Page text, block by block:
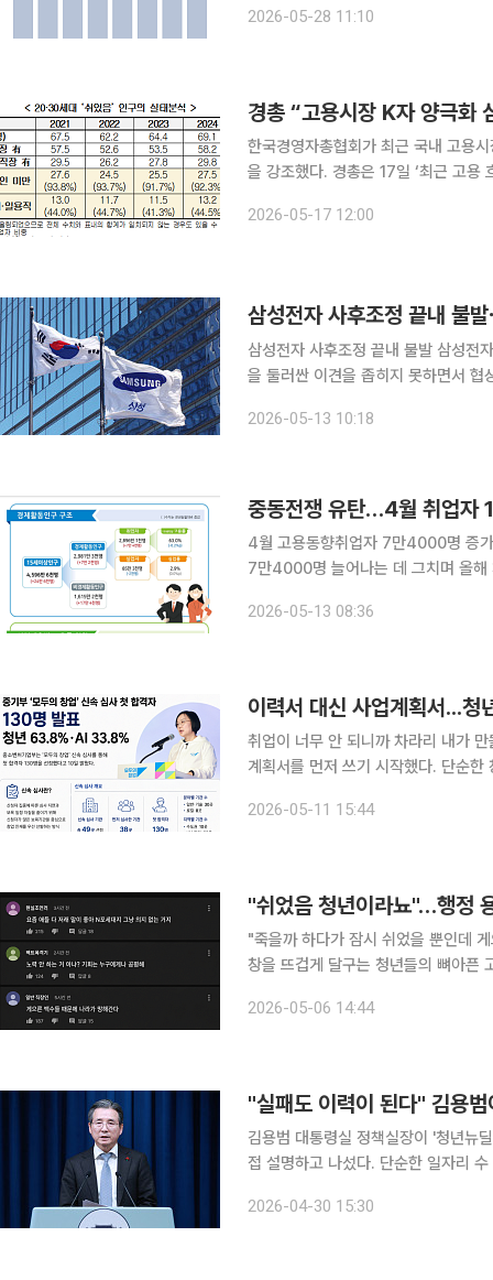
2026-05-28 11:10
경총 “고용시장 K자 양극화
한국경영자총협회가 최근 국내 고용
을 강조했다. 경총은 17일 ‘최근 고용 흐름의 주요 특징과 시사점’ 보고서를 통해 △K자형 고용 양극
다. 최근 고용은 신산업과 60대 이
2026-05-17 12:00
삼성전자 사후조정 끝내 불발 삼성전자 노사가 임금협상 사후조정 마지막 날에도 성과급 지급 기준
을 둘러싼 이견을 좁히지 못하면서 협
못했습니다. 노조는 성과급 상한 폐지
2026-05-13 10:18
중동전쟁 유탄…4월 취업자
4월 고용동향취업자 7만4000명 증가…2024년 12월
7만4000명 늘어나는 데 그치며 올해
한 '4월 고용동향'에 따르면 지난달
2026-05-13 08:36
이력서 대신 사업계획서...청
취업이 너무 안 되니까 차라리 내가 만들어보자는 생각
계획서를 먼저 쓰기 시작했다. 단순
표에서도 이런 흐름이 선명하게 드러
2026-05-11 15:44
"쉬었음 청년이라뇨"…행정
"죽을까 하다가 잠시 쉬었을 뿐인데 게으른 백수 취급을
창을 뜨겁게 달구는 청년들의 뼈아픈 고백입니다. 지금 한국 사회는 '쉬었
과 조롱의 언어가 되었을까요. 단순한
2026-05-06 14:44
"실패도 이력이 된다" 김용
김용범 대통령실 정책실장이 '청년뉴
접 설명하고 나섰다. 단순한 일자리
아니다. 관세협상 1차 마무리 이후 경
2026-04-30 15:30